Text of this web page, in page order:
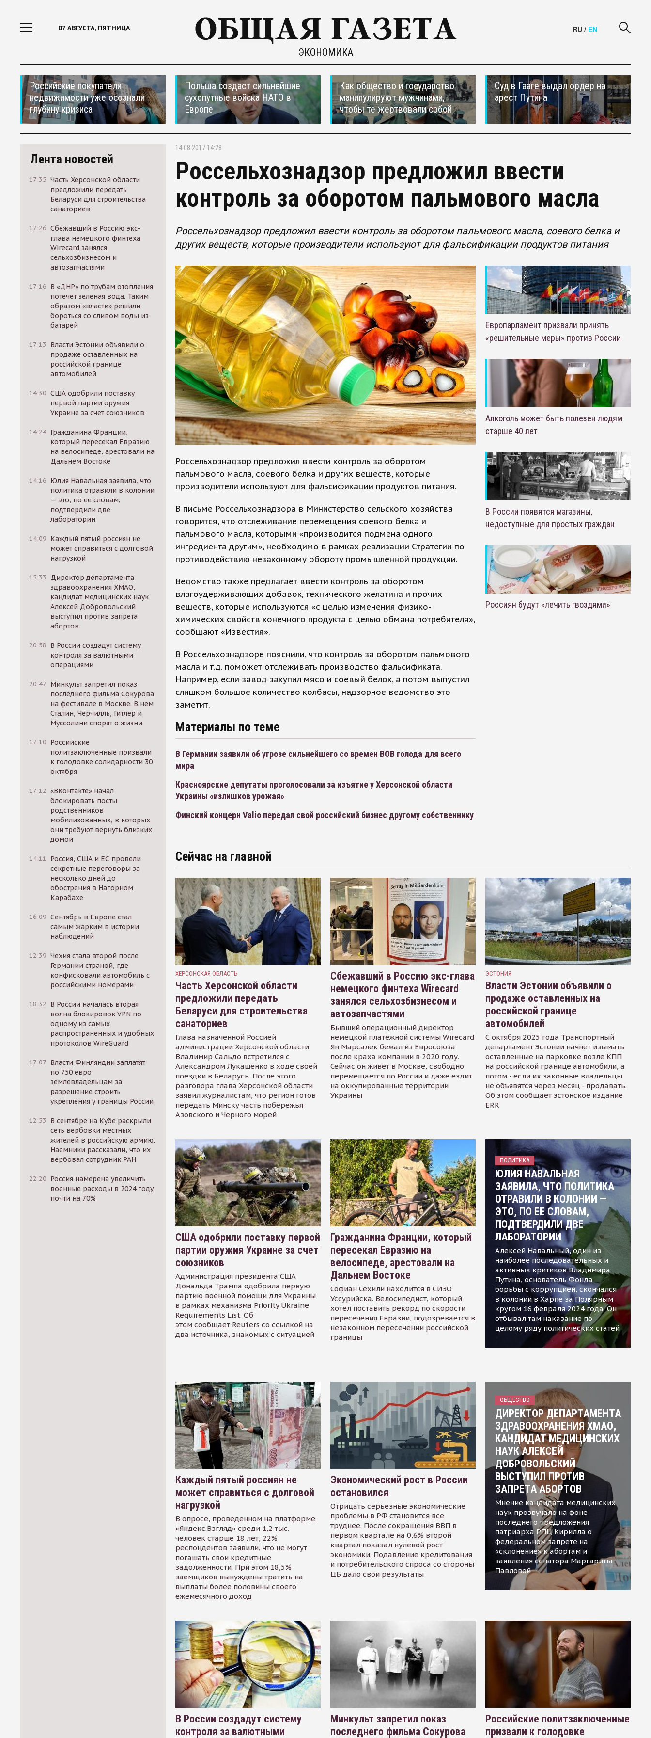
07 АВГУСТА, ПЯТНИЦА
ЭКОНОМИКА
RU / EN
Российские покупатели
недвижимости уже осознали
глубину кризиса
Польша создаст сильнейшие
сухопутные войска НАТО в
Европе
Как общество и государство
манипулируют мужчинами,
чтобы те жертвовали собой
Суд в Гааге выдал ордер на
арест Путина
Лента новостей
17:35 Часть Херсонской области
предложили передать
Беларуси для строительства
санаториев
17:26 Сбежавший в Россию экс-
глава немецкого финтеха
Wirecard занялся
сельхозбизнесом и
автозапчастями
17:16 В «ДНР» по трубам отопления
потечет зеленая вода. Таким
образом «власти» решили
бороться со сливом воды из
батарей
17:13
Власти Эстонии объявили о
продаже оставленных на
российской границе
автомобилей
14:30 США одобрили поставку
первой партии оружия
Украине за счет союзников
14:24 Гражданина Франции,
который пересекал Евразию
на велосипеде, арестовали на
Дальнем Востоке
14:16 Юлия Навальная заявила, что
политика отравили в колонии
— это, по ее словам,
подтвердили две
лаборатории
14:09 Каждый пятый россиян не
может справиться с долговой
нагрузкой
15:33
Директор департамента
здравоохранения ХМАО,
кандидат медицинских наук
Алексей Добровольский
выступил против запрета
абортов
20:58
В России создадут систему
контроля за валютными
операциями
20:47 Минкульт запретил показ
последнего фильма Сокурова
на фестивале в Москве. В нем
Сталин, Черчилль, Гитлер и
Муссолини спорят о жизни
17:10 Российские
политзаключенные призвали
к голодовке солидарности 30
октября
17:12 «ВКонтакте» начал
блокировать посты
родственников
мобилизованных, в которых
они требуют вернуть близких
домой
14:11
Россия, США и ЕС провели
секретные переговоры за
несколько дней до
обострения в Нагорном
Карабахе
16:09 Сентябрь в Европе стал
самым жарким в истории
наблюдений
12:39 Чехия стала второй после
Германии страной, где
конфисковали автомобиль с
российскими номерами
18:32
В России началась вторая
волна блокировок VPN по
одному из самых
распространенных и удобных
протоколов WireGuard
17:07 Власти Финляндии заплатят
по 750 евро
землевладельцам за
разрешение строить
укрепления у границы России
12:53
В сентябре на Кубе раскрыли
сеть вербовки местных
жителей в российскую армию.
Наемники рассказали, что их
вербовал сотрудник РАН
22:20 Россия намерена увеличить
военные расходы в 2024 году
почти на 70%
14.08.2017 14:28
Россельхознадзор предложил ввести
контроль за оборотом пальмового масла
Россельхознадзор предложил ввести контроль за оборотом пальмового масла, соевого белка и
других веществ, которые производители используют для фальсификации продуктов питания
Россельхознадзор предложил ввести контроль за оборотом
пальмового масла, соевого белка и других веществ, которые
производители используют для фальсификации продуктов питания.
В письме Россельхознадзора в Министерство сельского хозяйства
говорится, что отслеживание перемещения соевого белка и
пальмового масла, которыми «производится подмена одного
ингредиента другим», необходимо в рамках реализации Стратегии по
противодействию незаконному обороту промышленной продукции.
Ведомство также предлагает ввести контроль за оборотом
влагоудерживающих добавок, технического желатина и прочих
веществ, которые используются «с целью изменения физико-
химических свойств конечного продукта с целью обмана потребителя»,
сообщают «Известия».
В Россельхознадзоре пояснили, что контроль за оборотом пальмового
масла и т.д. поможет отслеживать производство фальсификата.
Например, если завод закупил мясо и соевый белок, а потом выпустил
слишком большое количество колбасы, надзорное ведомство это
заметит.
Материалы по теме
В Германии заявили об угрозе сильнейшего со времен ВОВ голода для всего
мира
Красноярские депутаты проголосовали за изъятие у Херсонской области
Украины «излишков урожая»
Финский концерн Valio передал свой российский бизнес другому собственнику
Европарламент призвали принять
«решительные меры» против России
Алкоголь может быть полезен людям
старше 40 лет
В России появятся магазины,
недоступные для простых граждан
Россиян будут «лечить гвоздями»
Сейчас на главной
ХЕРСОНСКАЯ ОБЛАСТЬ
Часть Херсонской области
предложили передать
Беларуси для строительства
санаториев
Глава назначенной Россией
администрации Херсонской области
Владимир Сальдо встретился с
Александром Лукашенко в ходе своей
поездки в Беларусь. После этого
разговора глава Херсонской области
заявил журналистам, что регион готов
передать Минску часть побережья
Азовского и Черного морей
Сбежавший в Россию экс-глава
немецкого финтеха Wirecard
занялся сельхозбизнесом и
автозапчастями
Бывший операционный директор
немецкой платёжной системы Wirecard
Ян Марсалек бежал из Евросоюза
после краха компании в 2020 году.
Сейчас он живёт в Москве, свободно
перемещается по России и даже ездит
на оккупированные территории
Украины
ЭСТОНИЯ
Власти Эстонии объявили о
продаже оставленных на
российской границе
автомобилей
С октября 2025 года Транспортный
департамент Эстонии начнет изымать
оставленные на парковке возле КПП
на российской границе автомобили, а
потом - если их законные владельцы
не объявятся через месяц - продавать.
Об этом сообщает эстонское издание
ERR
США одобрили поставку первой
партии оружия Украине за счет
союзников
Администрация президента США
Дональда Трампа одобрила первую
партию военной помощи для Украины
в рамках механизма Priority Ukraine
Requirements List. Об
этом сообщает Reuters со ссылкой на
два источника, знакомых с ситуацией
Гражданина Франции, который
пересекал Евразию на
велосипеде, арестовали на
Дальнем Востоке
Софиан Сехили находится в СИЗО
Уссурийска. Велосипедист, который
хотел поставить рекорд по скорости
пересечения Евразии, подозревается в
незаконном пересечении российской
границы
ПОЛИТИКА
ЮЛИЯ НАВАЛЬНАЯ
ЗАЯВИЛА, ЧТО ПОЛИТИКА
ОТРАВИЛИ В КОЛОНИИ —
ЭТО, ПО ЕЕ СЛОВАМ,
ПОДТВЕРДИЛИ ДВЕ
ЛАБОРАТОРИИ
Алексей Навальный, один из
наиболее последовательных и
активных критиков Владимира
Путина, основатель Фонда
борьбы с коррупцией, скончался
в колонии в Харпе за Полярным
кругом 16 февраля 2024 года. Он
отбывал там наказание по
целому ряду политических статей
Каждый пятый россиян не
может справиться с долговой
нагрузкой
В опросе, проведенном на платформе
«Яндекс.Взгляд» среди 1,2 тыс.
человек старше 18 лет, 22%
респондентов заявили, что не могут
погашать свои кредитные
задолженности. При этом 18,5%
заемщиков вынуждены тратить на
выплаты более половины своего
ежемесячного доход
Экономический рост в России
остановился
Отрицать серьезные экономические
проблемы в РФ становится все
труднее. После сокращения ВВП в
первом квартале на 0,6% второй
квартал показал нулевой рост
экономики. Подавление кредитования
и потребительского спроса со стороны
ЦБ дало свои результаты
ОБЩЕСТВО
ДИРЕКТОР ДЕПАРТАМЕНТА
ЗДРАВООХРАНЕНИЯ ХМАО,
КАНДИДАТ МЕДИЦИНСКИХ
НАУК АЛЕКСЕЙ
ДОБРОВОЛЬСКИЙ
ВЫСТУПИЛ ПРОТИВ
ЗАПРЕТА АБОРТОВ
Мнение кандидата медицинских
наук прозвучало на фоне
последнего предложения
патриарха РПЦ Кирилла о
федеральном запрете на
«склонение» к абортам и
заявления сенатора Маргариты
Павловой
В России создадут систему
контроля за валютными
Минкульт запретил показ
последнего фильма Сокурова
Российские политзаключенные
призвали к голодовке